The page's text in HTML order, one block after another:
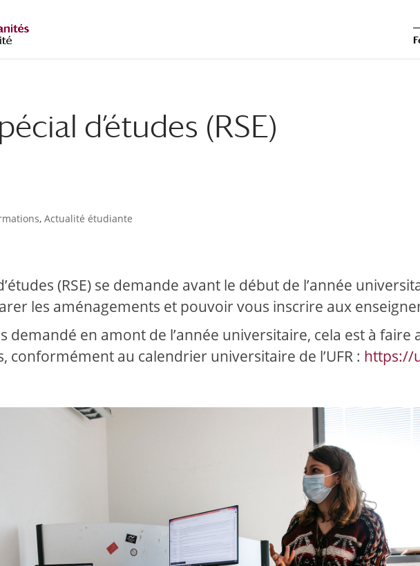
d’études (RSE)
, Actualité étudiante
(RSE) se demande avant le début de l’année
les aménagements et pouvoir vous inscrire aux
demandé en amont de l’année universitaire, cela est à
conformément au calendrier universitaire de l’UFR : https://